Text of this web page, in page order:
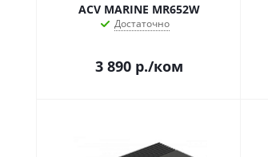
ACV MARINE MR652W
Достаточно
3 890р./ком